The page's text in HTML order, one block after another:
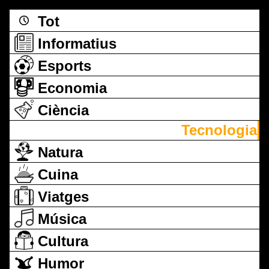
Tot
Informatius
Esports
Economia
Ciència
Tecnologia
Natura
Cuina
Viatges
Música
Cultura
Humor